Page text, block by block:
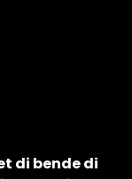
di bende di